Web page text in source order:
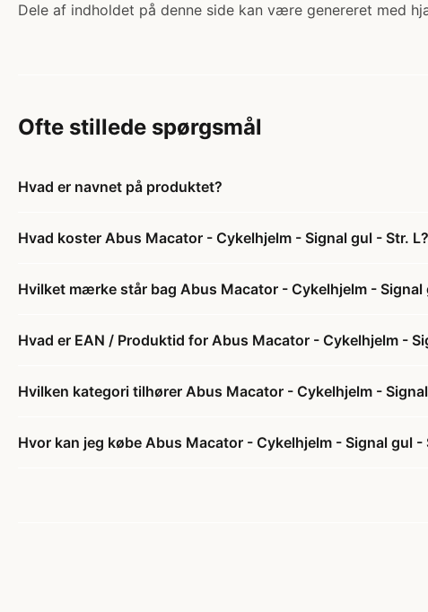
Dele af indholdet på denne side kan være genereret med
Ofte stillede spørgsmål
Hvad er navnet på produktet?
Hvad koster Abus Macator - Cykelhjelm - Signal gul - Str. L?
Hvilket mærke står bag Abus Macator - Cykelhjelm - Signal
Hvad er EAN / Produktid for Abus Macator - Cykelhjelm -
Hvilken kategori tilhører Abus Macator - Cykelhjelm -
Hvor kan jeg købe Abus Macator - Cykelhjelm - Signal gul -